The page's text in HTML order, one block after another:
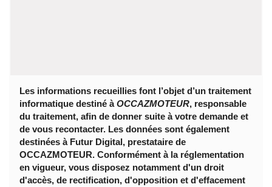
Les informations recueillies font l’objet d’un traitement
informatique destiné àOCCAZMOTEUR, responsable
du traitement, afin de donner suite à votre demande et
de vous recontacter. Les données sont également
destinées à Futur Digital, prestataire de
OCCAZMOTEUR. Conformément à la réglementation
en vigueur, vous disposez notamment d'un droit
d'accès, de rectification, d'opposition et d'effacement